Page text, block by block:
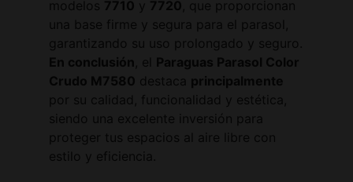
modelos 7710 y 7720 , que proporcionan
una base firme y segura para el parasol,
garantizando su uso prolongado y seguro.
En conclusión , el Paraguas Parasol Color
Crudo M7580 destaca principalmente
por su calidad, funcionalidad y estética,
siendo una excelente inversión para
proteger tus espacios al aire libre con
estilo y eficiencia.